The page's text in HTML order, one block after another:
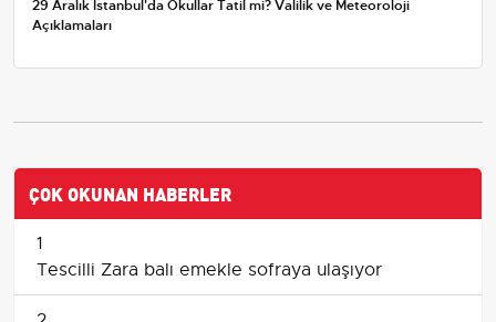
29 Aralık İstanbul'da Okullar Tatil mi? Valilik ve Meteoroloji
Açıklamaları
ÇOK OKUNAN HABERLER
1
Tescilli Zara balı emekle sofraya ulaşıyor